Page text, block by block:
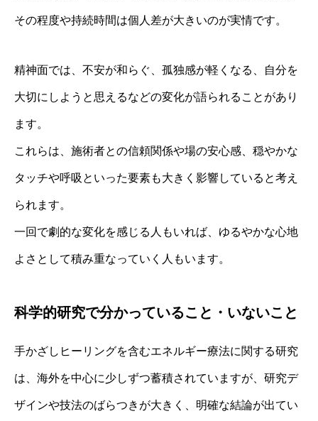
その程度や持続時間は個人差が大きいのが実情です。
精神面では、不安が和らぐ、孤独感が軽くなる、自分を
大切にしようと思えるなどの変化が語られることがあり
ます。
これらは、施術者との信頼関係や場の安心感、穏やかな
タッチや呼吸といった要素も大きく影響していると考え
られます。
一回で劇的な変化を感じる人もいれば、ゆるやかな心地
よさとして積み重なっていく人もいます。
科学的研究で分かっていること・いないこと
手かざしヒーリングを含むエネルギー療法に関する研究
は、海外を中心に少しずつ蓄積されていますが、研究デ
ザインや技法のばらつきが大きく、明確な結論が出てい